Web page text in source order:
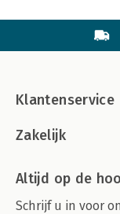
Klantenservice
Zakelijk
Altijd op de
Schrijf u in voor